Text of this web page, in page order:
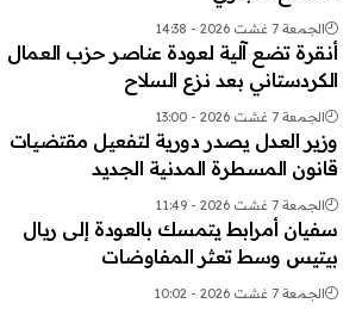
الجمعة 7 غشت 2026 - 14:38
أنقرة تضع آلية لعودة عناصر حزب العمال
الكردستاني بعد نزع السلاح
الجمعة 7 غشت 2026 - 13:00
وزير العدل يصدر دورية لتفعيل مقتضيات
قانون المسطرة المدنية الجديد
الجمعة 7 غشت 2026 - 11:49
سفيان أمرابط يتمسك بالعودة إلى ريال
بيتيس وسط تعثر المفاوضات
الجمعة 7 غشت 2026 - 10:02